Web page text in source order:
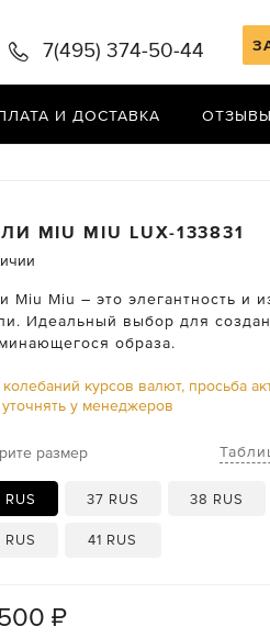
7(495) 374-50-44
И ДОСТАВКА ОТЗЫВЫ
MIU MIU LUX-133831
Miu Miu – это элегантность и
Идеальный выбор для
образа.
колебаний курсов валют, просьба
у менеджеров
размер
RUS 37 RUS 38 RUS
RUS 41 RUS
₽